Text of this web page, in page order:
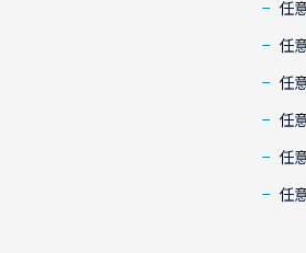
任
任
任
任
任
任